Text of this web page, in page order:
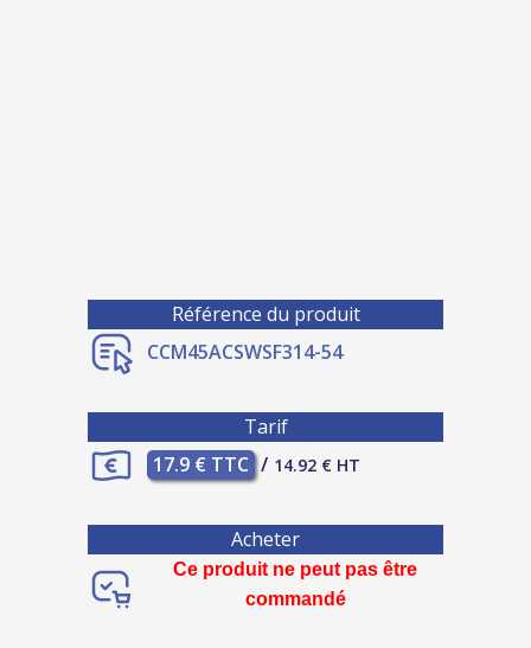
Référence du produit
CCM45ACSWSF314-54
Tarif
17.9 € TTC / 14.92 € HT
Acheter
Ce produit ne peut pas être
commandé